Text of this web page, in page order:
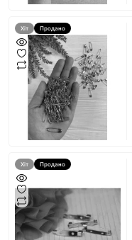
Хіт Продано
Хіт Продано